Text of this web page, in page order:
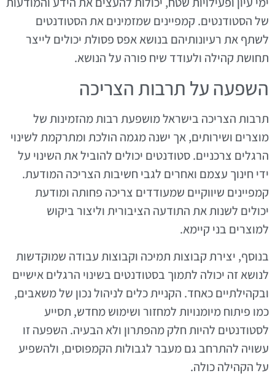
של הסטודנטים. קמפיינים שמזמינים את הסטודנטים
לשתף את רעיונותיהם בנושא אפס פסולת יכולים לייצר
תחושת קהילה ולעודד שיח פורה על הנושא.
השפעה על תרבות הצריכה
תרבות הצריכה בישראל מושפעת רבות מהזמינות של
מוצרים ושירותים, אך ישנה מגמה הולכת ומתרקמת לשינוי
הרגלים צרכניים. סטודנטים יכולים להוביל את השינוי על
ידי חינוך עצמם ואחרים לגבי חשיבות הצריכה המודעת.
קמפיינים שיווקיים שמעודדים צריכה פחותה ומודעת
יכולים לשנות את התודעה הציבורית וליצור ביקוש
למוצרים בני קיימא.
בנוסף, יצירת קבוצות תמיכה וקבוצות עבודה שמוקדשות
לנושא זה יכולה לתמוך בסטודנטים בשינוי הרגלים אישיים
ובקהילתיים כאחד. הקניית כלים לניהול נכון של משאבים,
כמו פיתוח מיומנויות למחזור ושימוש מחדש, תסייע
לסטודנטים להיות חלק מהפתרון ולא הבעיה. השפעה זו
עשויה להתרחב גם מעבר לגבולות הקמפוסים, ולהשפיע
על הקהילה כולה.